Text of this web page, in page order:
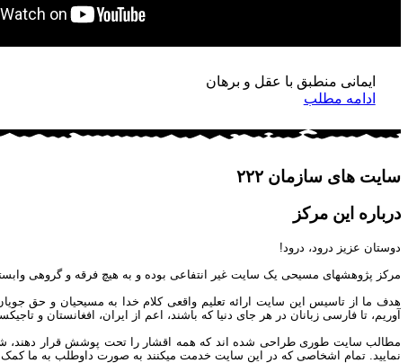
ایمانی منطبق با عقل و برهان
ادامه مطلب
سایت های سازمان ۲۲۲
درباره این مرکز
دوستان عزیز درود، درود!
مرکز پژوهشهای مسیحی یک سایت غیر انتفاعی بوده و به هیچ فرقه و گروهی
هدف ما از تاسیس این سایت ارائه تعلیم واقعی کلام خدا به مسیحیان و حق
آوریم، تا فارسی زبانان در هر جای دنیا که باشند، اعم از ایران، افغانستان و
مطالب سایت طوری طراحی شده اند که همه اقشار را تحت پوشش قرار دهند، شما
نمایید. تمام اشخاصی که در این سایت خدمت میکنند به صورت داوطلب به ما کمک